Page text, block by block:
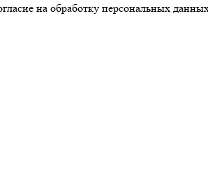
на обработку персональных